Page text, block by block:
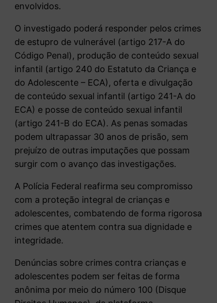
envolvidos.
O investigado poderá responder pelos crimes
de estupro de vulnerável (artigo 217-A do
Código Penal), produção de conteúdo sexual
infantil (artigo 240 do Estatuto da Criança e
do Adolescente – ECA), oferta e divulgação
de conteúdo sexual infantil (artigo 241-A do
ECA) e posse de conteúdo sexual infantil
(artigo 241-B do ECA). As penas somadas
podem ultrapassar 30 anos de prisão, sem
prejuízo de outras imputações que possam
surgir com o avanço das investigações.
A Polícia Federal reafirma seu compromisso
com a proteção integral de crianças e
adolescentes, combatendo de forma rigorosa
crimes que atentem contra sua dignidade e
integridade.
Denúncias sobre crimes contra crianças e
adolescentes podem ser feitas de forma
anônima por meio do número 100 (Disque